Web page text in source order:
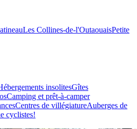
Les Collines-de-l'OutaouaisPetite
insolitesGîtes
Camping et prêt-à-camper
Centres de villégiatureAuberges de
cyclistes!